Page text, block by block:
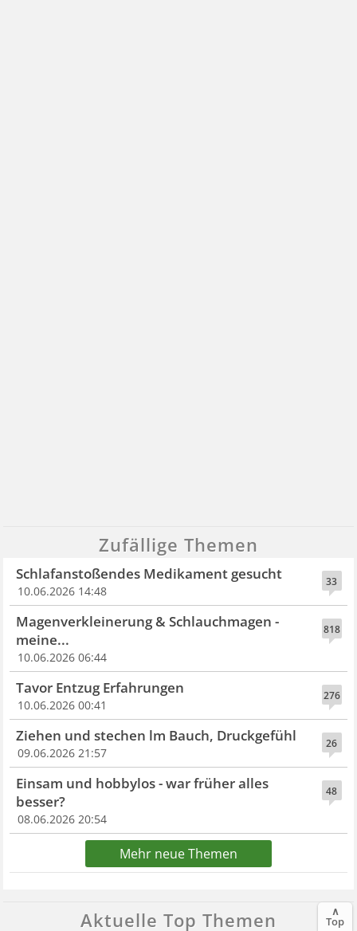
Zufällige Themen
33
Schlafanstoßendes Medikament gesucht
10.06.2026 14:48
818
Magenverkleinerung & Schlauchmagen -
meine...
10.06.2026 06:44
276
Tavor Entzug Erfahrungen
10.06.2026 00:41
26
Ziehen und stechen lm Bauch, Druckgefühl
09.06.2026 21:57
48
Einsam und hobbylos - war früher alles
besser?
08.06.2026 20:54
Mehr neue Themen
Aktuelle Top Themen ∧
Top